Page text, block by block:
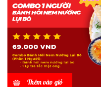
Thêm vào giỏ